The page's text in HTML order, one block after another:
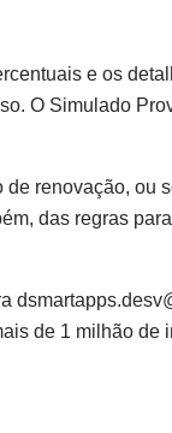
e os
O Simulado
renovação, ou
das regras
de 1 milhão de